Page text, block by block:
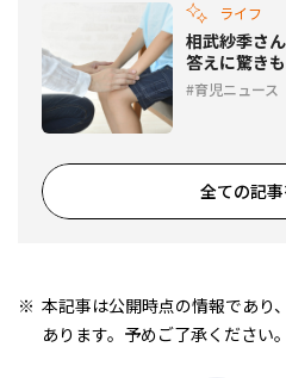
ライフ
相武紗季さ
答えに驚き
育児ニュース
全ての記
本記事は公開時点の情報であり
あります。予めご了承ください。